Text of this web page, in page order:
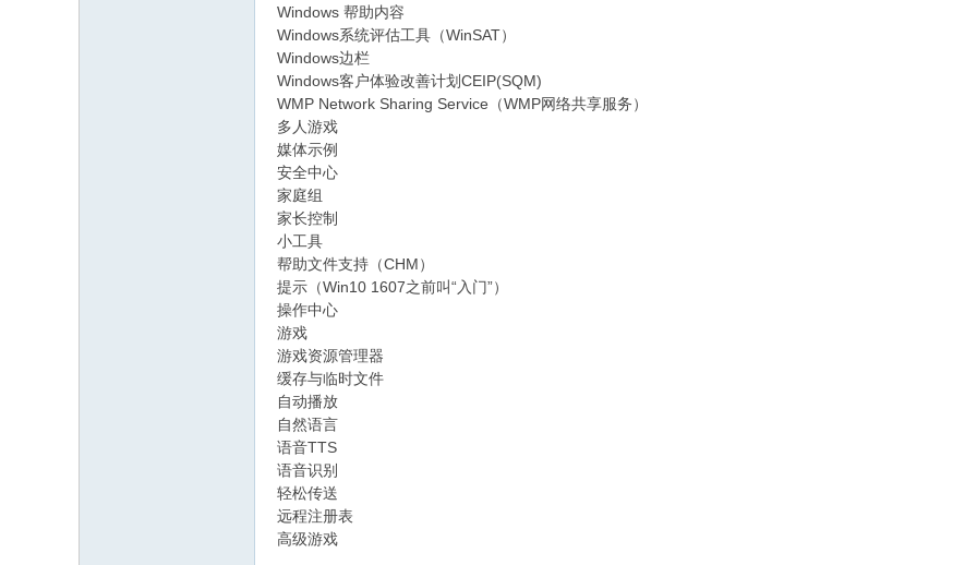
Windows 帮助内容
Windows系统评估工具（WinSAT）
Windows边栏
Windows客户体验改善计划CEIP(SQM)
WMP Network Sharing Service（WMP网络共享服务）
多人游戏
媒体示例
安全中心
家庭组
家长控制
小工具
帮助文件支持（CHM）
提示（Win10 1607之前叫“入门”）
操作中心
游戏
游戏资源管理器
缓存与临时文件
自动播放
自然语言
语音TTS
语音识别
轻松传送
远程注册表
高级游戏